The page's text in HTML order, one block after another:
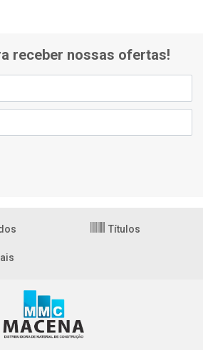
receber nossas ofertas!
Títulos